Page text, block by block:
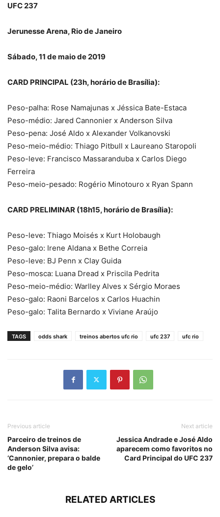
UFC 237
Jerunesse Arena, Rio de Janeiro
Sábado, 11 de maio de 2019
CARD PRINCIPAL (23h, horário de Brasília):
Peso-palha: Rose Namajunas x Jéssica Bate-Estaca
Peso-médio: Jared Cannonier x Anderson Silva
Peso-pena: José Aldo x Alexander Volkanovski
Peso-meio-médio: Thiago Pitbull x Laureano Staropoli
Peso-leve: Francisco Massaranduba x Carlos Diego
Ferreira
Peso-meio-pesado: Rogério Minotouro x Ryan Spann
CARD PRELIMINAR (18h15, horário de Brasília):
Peso-leve: Thiago Moisés x Kurt Holobaugh
Peso-galo: Irene Aldana x Bethe Correia
Peso-leve: BJ Penn x Clay Guida
Peso-mosca: Luana Dread x Priscila Pedrita
Peso-meio-médio: Warlley Alves x Sérgio Moraes
Peso-galo: Raoni Barcelos x Carlos Huachin
Peso-galo: Talita Bernardo x Viviane Araújo
TAGS odds shark treinos abertos ufc rio ufc 237 ufc rio
Previous article
Parceiro de treinos de
Anderson Silva avisa:
‘Cannonier, prepara o balde
de gelo’
Next article
Jessica Andrade e José Aldo
aparecem como favoritos no
Card Principal do UFC 237
RELATED ARTICLES